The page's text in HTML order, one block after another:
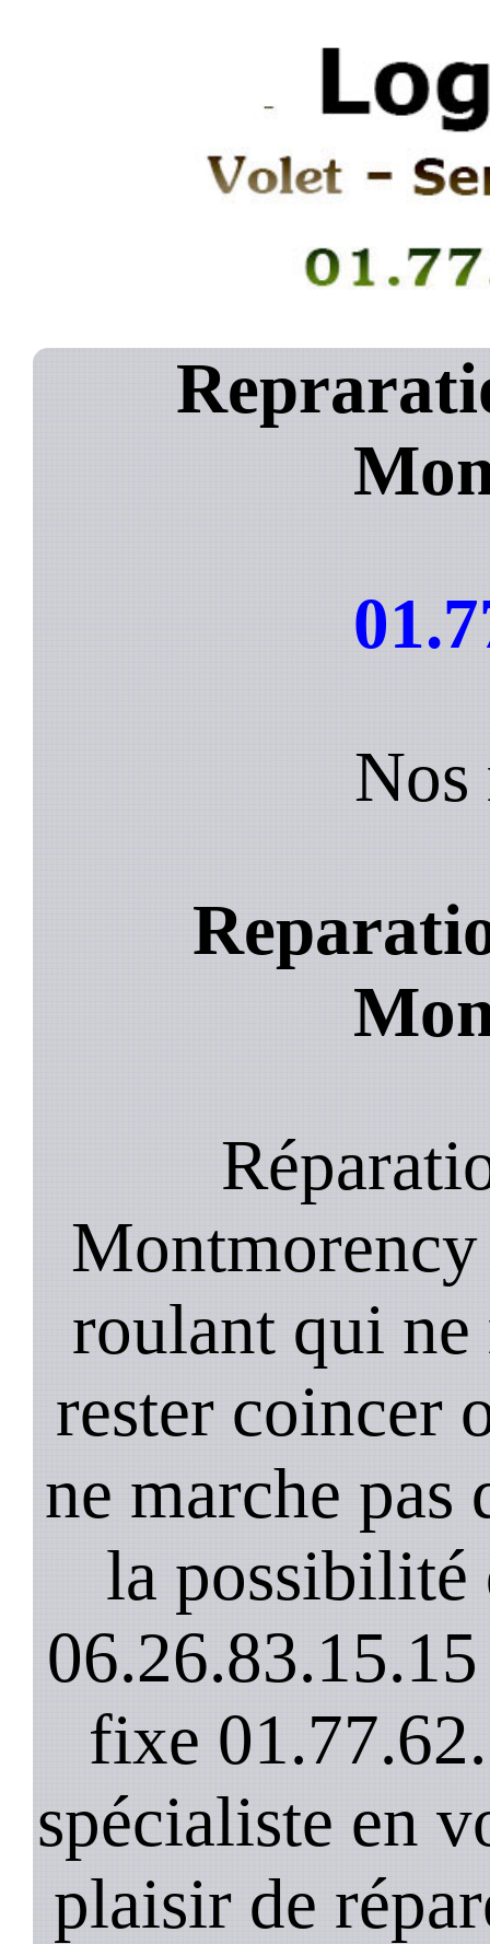
Nos
roulant qui ne
rester coincer
ne marche pas
la possibilité
fixe
spécialiste en
plaisir de